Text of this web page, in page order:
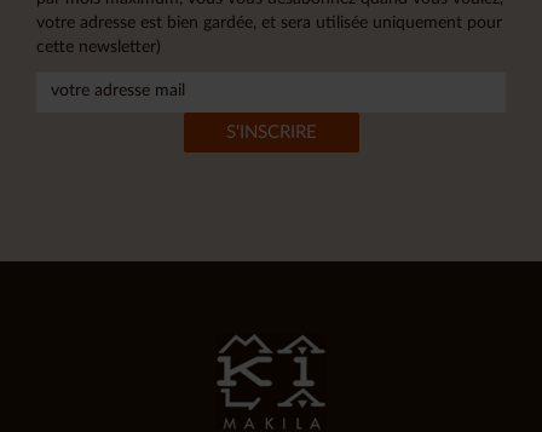
votre adresse est bien gardée, et sera utilisée uniquement pour
cette newsletter)